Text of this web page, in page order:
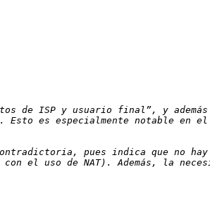
de ISP y usuario final”, y además
es especialmente notable en el
pues indica que no
el uso de NAT). Además, la